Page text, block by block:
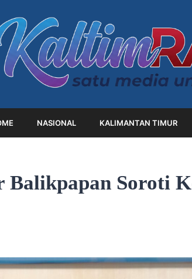
NASIONAL KALIMANTAN TIMUR
Balikpapan Soroti